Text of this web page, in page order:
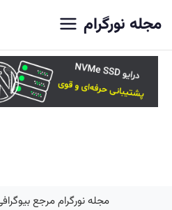
مجله نورگرام
مجله نورگرام مرجع